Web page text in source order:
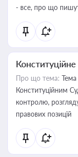
- все, про що
Про що тема:
Конституційним
контролю,
правових позицій